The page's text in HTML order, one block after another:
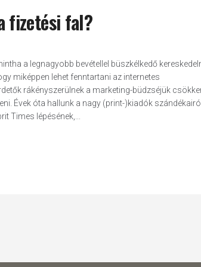
fizetési fal?
a legnagyobb bevétellel büszkélkedő
miképpen lehet fenntartani az internetes
rákényszerülnek a marketing-büdzséjük
Évek óta hallunk a nagy (print-)kiadók
Times lépésének,...